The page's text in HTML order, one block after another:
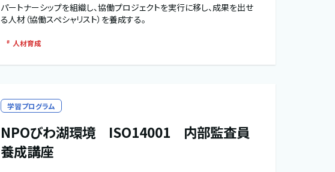
パートナーシップを組織し、協働プロジェクトを実行に移し、成果を出せ
る人材（協働スペシャリスト）を養成する。
人材育成
学習プログラム
NPOびわ湖環境 ISO14001 内部監査員
養成講座